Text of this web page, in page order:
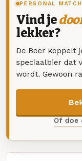
PERSONAL
Vind je
lekker?
De Beer koppelt
speciaalbier dat
wordt. Gewoon
Of doe